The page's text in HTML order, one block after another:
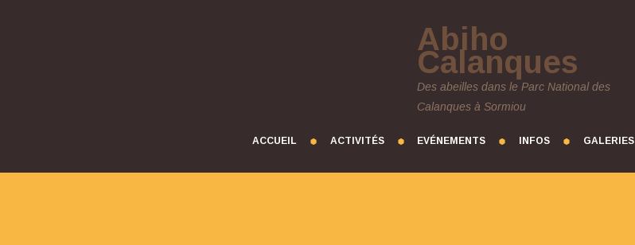
Abiho
Calanques
Des abeilles dans le Parc National des
Calanques à Sormiou
ACCUEIL ACTIVITÉS EVÉNEMENTS INFOS GALERIES